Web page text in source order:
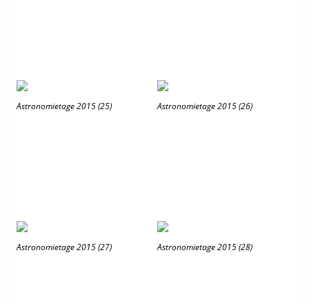
Astronomietage 2015 (25) Astronomietage 2015 (26)
Astronomietage 2015 (27) Astronomietage 2015 (28)